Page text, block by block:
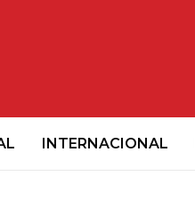
INTERNACIONAL